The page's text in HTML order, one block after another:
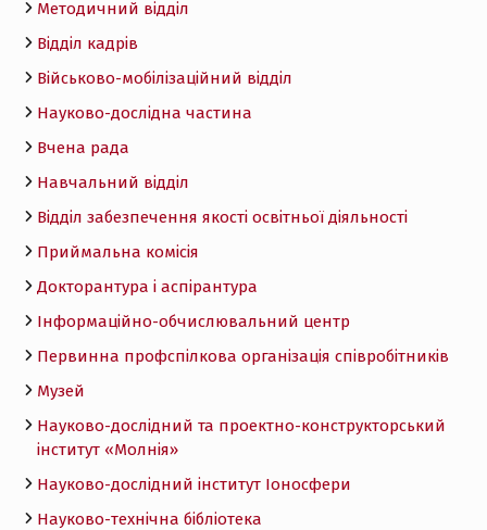
Методичний відділ
Відділ кадрів
Військово-мобілізаційний відділ
Науково-дослідна частина
Вчена рада
Навчальний відділ
Відділ забезпечення якості освітньої діяльності
Приймальна комісія
Докторантура і аспірантура
Інформаційно-обчислювальний центр
Первинна профспілкова організація співробітників
Музей
Науково-дослідний та проектно-конструкторський
інститут «Молнія»
Науково-дослідний інститут Іоносфери
Науково-технічна бібліотека